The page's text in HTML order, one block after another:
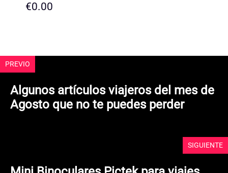
0
€0.00
PREVIO
Algunos artículos viajeros del mes de
Agosto que no te puedes perder
SIGUIENTE